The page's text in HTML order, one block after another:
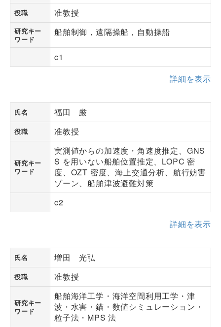
役職 准教授
研究キー
ワード
船舶制御，遠隔操船，自動操船
c1
詳細を表示
氏名 福田 厳
役職 准教授
研究キー
ワード
実測値からの加速度・角速度推定、GNS
S を用いない船舶位置推定、LOPC 密
度、OZT 密度、海上交通分析、航行妨害
ゾーン、船舶津波避難対策
c2
詳細を表示
氏名 増田 光弘
役職 准教授
研究キー
ワード
船舶海洋工学・海洋空間利用工学・津
波・水害・錨・数値シミュレーション・
粒子法・MPS 法